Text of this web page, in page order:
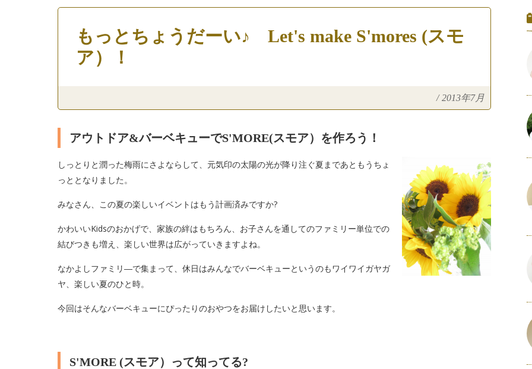
もっとちょうだーい♪ Let's make S'mores (スモ
ア）！
/ 2013年7月
アウトドア&バーベキューでS'MORE(スモア）を作ろう！
しっとりと潤った梅雨にさよならして、元気印の太陽の光が降り注ぐ夏まであともうちょ
っととなりました。
みなさん、この夏の楽しいイベントはもう計画済みですか?
かわいいKidsのおかげで、家族の絆はもちろん、お子さんを通してのファミリー単位での
結びつきも増え、楽しい世界は広がっていきますよね。
なかよしファミリ―で集まって、休日はみんなでバーベキューというのもワイワイガヤガ
ヤ、楽しい夏のひと時。
今回はそんなバーベキューにぴったりのおやつをお届けしたいと思います。
S'MORE (スモア）って知ってる?